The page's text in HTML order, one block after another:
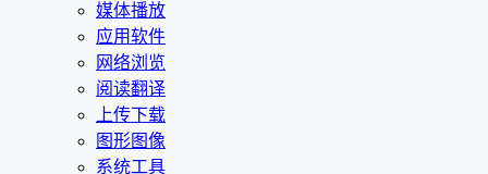
媒体播放
应用软件
网络浏览
阅读翻译
上传下载
图形图像
系统工具